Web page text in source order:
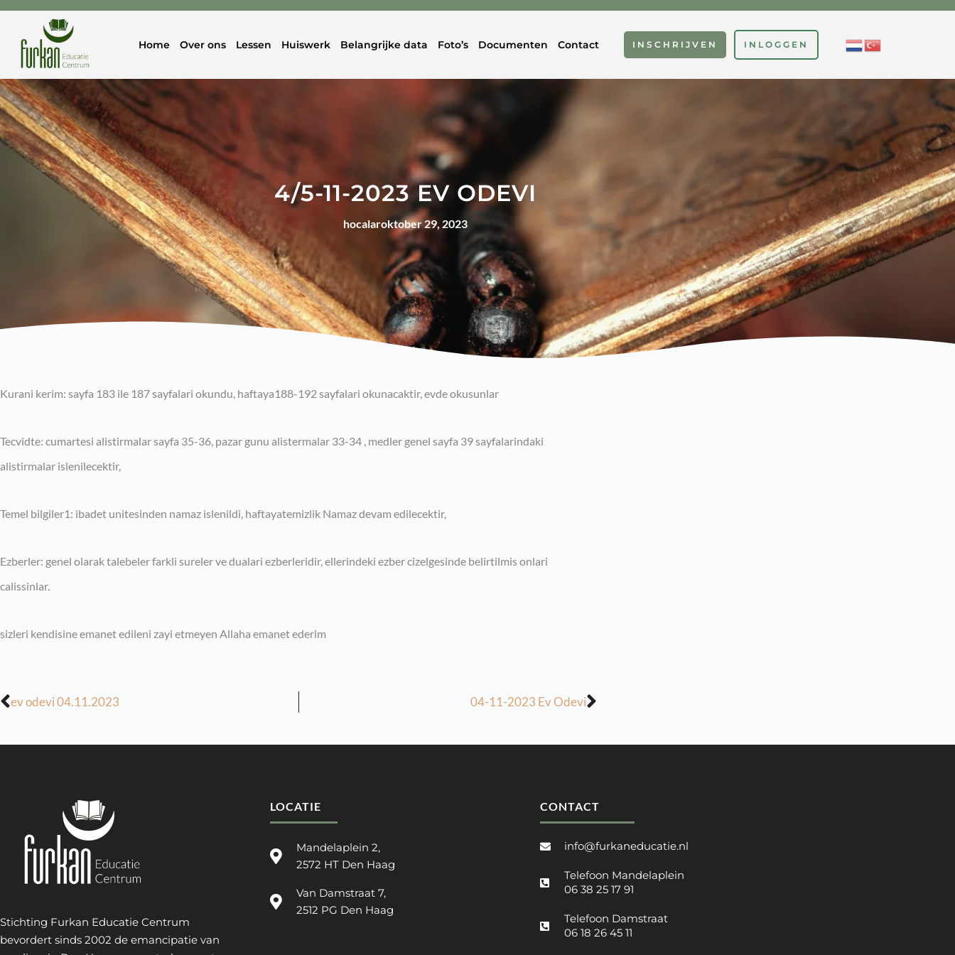
Home Over ons Lessen Huiswerk Belangrijke data Foto’s Documenten Contact INSCHRIJVEN INLOGGEN
4/5-11-2023 EV ODEVI
hocalaroktober 29, 2023
Kurani kerim: sayfa 183 ile 187 sayfalari okundu, haftaya188-192 sayfalari okunacaktir, evde okusunlar
Tecvidte: cumartesi alistirmalar sayfa 35-36, pazar gunu alistermalar 33-34 , medler genel sayfa 39 sayfalarindaki
alistirmalar islenilecektir,
Temel bilgiler1: ibadet unitesinden namaz islenildi, haftayatemizlik Namaz devam edilecektir,
Ezberler: genel olarak talebeler farkli sureler ve dualari ezberleridir, ellerindeki ezber cizelgesinde belirtilmis onlari
calissinlar.
sizleri kendisine emanet edileni zayi etmeyen Allaha emanet ederim
ev odevi 04.11.2023 04-11-2023 Ev Odevi
Stichting Furkan Educatie Centrum
bevordert sinds 2002 de emancipatie van
LOCATIE
Mandelaplein 2,
2572 HT Den Haag
Van Damstraat 7,
2512 PG Den Haag
CONTACT
info@furkaneducatie.nl
Telefoon Mandelaplein
06 38 25 17 91
Telefoon Damstraat
06 18 26 45 11